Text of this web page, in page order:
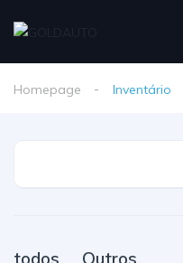
Homepage Inventário
todos Outros